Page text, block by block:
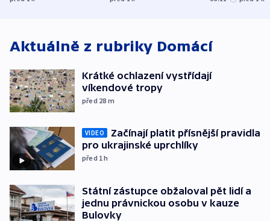
Aktuálně z rubriky Domácí
Krátké ochlazení vystřídají
víkendové tropy
před 28 m
VIDEO
Začínají platit přísnější pravidla
pro ukrajinské uprchlíky
před 1h
Státní zástupce obžaloval pět lidí a
jednu právnickou osobu v kauze
Bulovky